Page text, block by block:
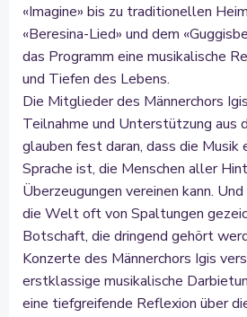
«Imagine» bis zu traditionellen
«Beresina-Lied» und dem
das Programm eine musikalische
und Tiefen des Lebens.
Die Mitglieder des Männerchors
Teilnahme und Unterstützung aus
glauben fest daran, dass die Musik
Sprache ist, die Menschen aller
Überzeugungen vereinen kann.
die Welt oft von Spaltungen
Botschaft, die dringend gehört
Konzerte des Männerchors Igis
erstklassige musikalische
eine tiefgreifende Reflexion über